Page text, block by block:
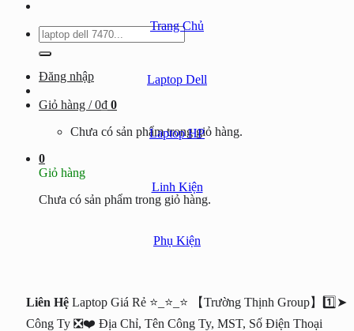
Tìm
kiếm:
Đăng nhập
Giỏ hàng /0₫ 0
Chưa có sản phẩm trong giỏ hàng.
0
Giỏ hàng
Chưa có sản phẩm trong giỏ hàng.
Trang Chủ
Laptop Dell
Laptop HP
Linh Kiện
Phụ Kiện
Liên Hệ Laptop Giá Rẻ ⭐_⭐_⭐ 【Trường Thịnh Group】1️⃣➤
Công Ty ❎❤️ Địa Chỉ, Tên Công Ty, MST, Số Điện Thoại